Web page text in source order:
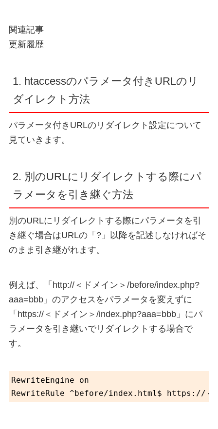
関連記事
更新履歴
1. htaccessのパラメータ付きURLのリ
ダイレクト方法
パラメータ付きURLのリダイレクト設定について
見ていきます。
2. 別のURLにリダイレクトする際にパ
ラメータを引き継ぐ方法
別のURLにリダイレクトする際にパラメータを引
き継ぐ場合はURLの「?」以降を記述しなければそ
のまま引き継がれます。
例えば、「http://＜ドメイン＞/before/index.php?
aaa=bbb」のアクセスをパラメータを変えずに
「https://＜ドメイン＞/index.php?aaa=bbb」にパ
ラメータを引き継いでリダイレクトする場合で
す。
RewriteEngine on